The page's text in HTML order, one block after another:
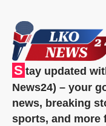
S tay updated
News24) – your
news, breaking
sports, and more